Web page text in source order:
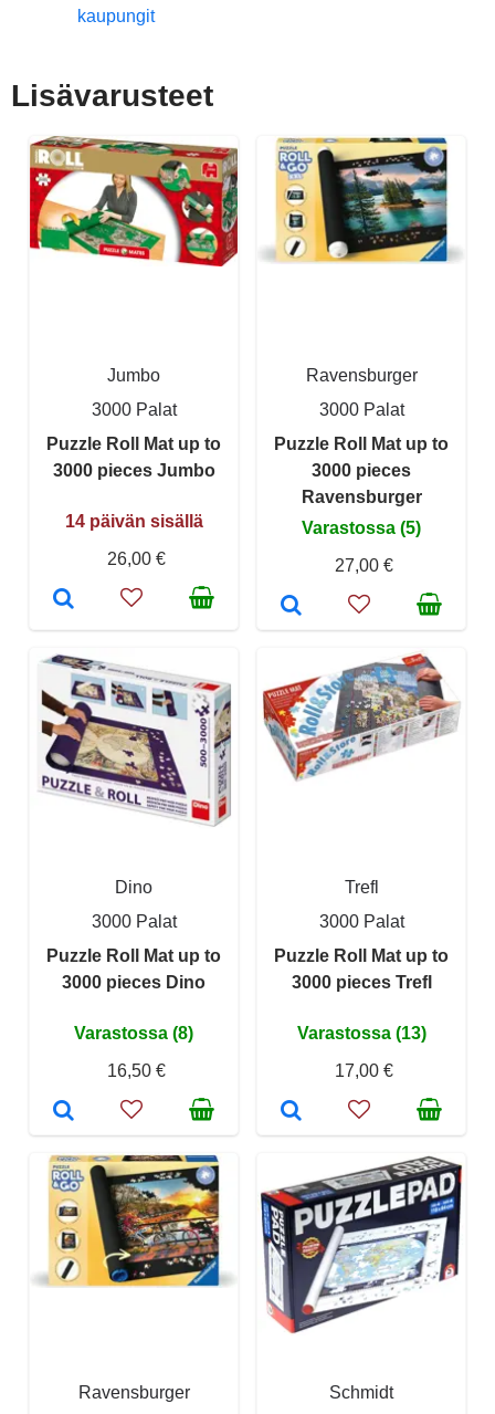
kaupungit
Lisävarusteet
Jumbo
3000 Palat
Puzzle Roll Mat up to
3000 pieces Jumbo
14 päivän sisällä
26,00 €
Ravensburger
3000 Palat
Puzzle Roll Mat up to
3000 pieces
Ravensburger
Varastossa (5)
27,00 €
Dino
3000 Palat
Puzzle Roll Mat up to
3000 pieces Dino
Varastossa (8)
16,50 €
Trefl
3000 Palat
Puzzle Roll Mat up to
3000 pieces Trefl
Varastossa (13)
17,00 €
Ravensburger Schmidt